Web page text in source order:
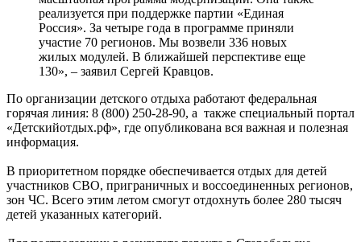
реализуется при поддержке партии «Единая
Россия». За четыре года в программе приняли
участие 70 регионов. Мы возвели 336 новых
жилых модулей. В ближайшей перспективе еще
130», – заявил Сергей Кравцов.
По организации детского отдыха работают федеральная
горячая линия: 8 (800) 250-28-90, а также специальный портал
«Детскийотдых.рф», где опубликована вся важная и полезная
информация.
В приоритетном порядке обеспечивается отдых для детей
участников СВО, приграничных и воссоединенных регионов,
зон ЧС. Всего этим летом смогут отдохнуть более 280 тысяч
детей указанных категорий.